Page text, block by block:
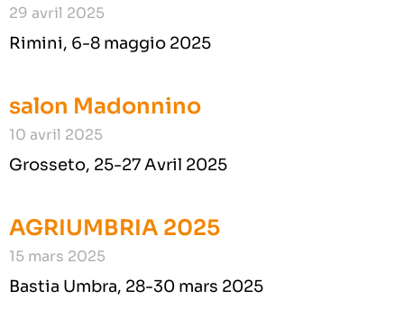
29 avril 2025
Rimini, 6-8 maggio 2025
salon Madonnino
10 avril 2025
Grosseto, 25-27 Avril 2025
AGRIUMBRIA 2025
15 mars 2025
Bastia Umbra, 28-30 mars 2025